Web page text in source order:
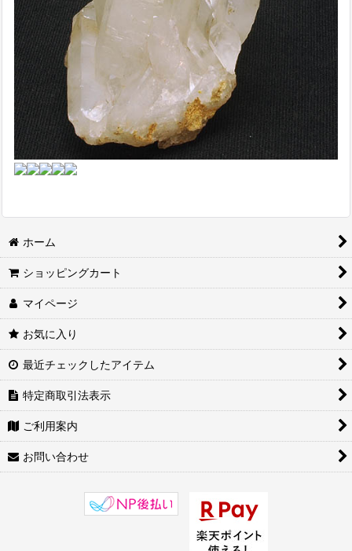
ホーム
ショッピングカート
マイページ
お気に入り
最近チェックしたアイテム
特定商取引法表示
ご利用案内
お問い合わせ